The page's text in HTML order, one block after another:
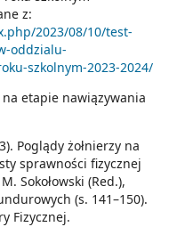
z:
2023/08/10/test-
oddzialu-
szkolnym-2023-2024/
etapie nawiązywania
Poglądy żołnierzy na
sprawności fizycznej
Sokołowski (Red.),
(s. 141–150).
Fizycznej.